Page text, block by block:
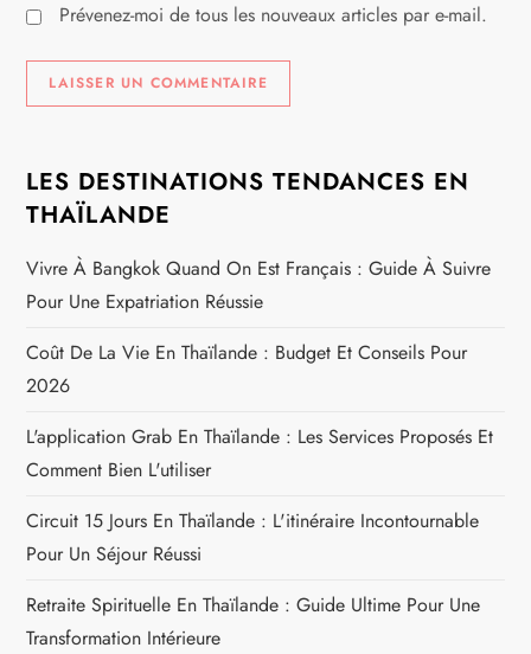
Prévenez-moi de tous les nouveaux articles par e-mail.
LES DESTINATIONS TENDANCES EN
THAÏLANDE
Vivre À Bangkok Quand On Est Français : Guide À Suivre
Pour Une Expatriation Réussie
Coût De La Vie En Thaïlande : Budget Et Conseils Pour
2026
L'application Grab En Thaïlande : Les Services Proposés Et
Comment Bien L'utiliser
Circuit 15 Jours En Thaïlande : L'itinéraire Incontournable
Pour Un Séjour Réussi
Retraite Spirituelle En Thaïlande : Guide Ultime Pour Une
Transformation Intérieure